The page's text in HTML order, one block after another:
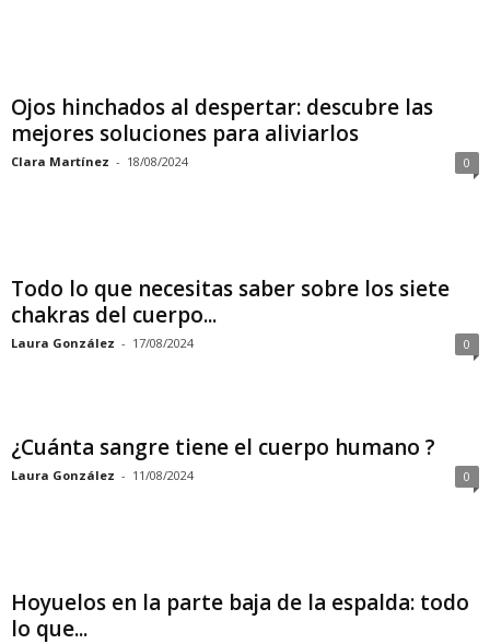
Ojos hinchados al despertar: descubre las
mejores soluciones para aliviarlos
Clara Martínez - 18/08/2024 0
Todo lo que necesitas saber sobre los siete
chakras del cuerpo...
Laura González - 17/08/2024 0
¿Cuánta sangre tiene el cuerpo humano ?
Laura González - 11/08/2024 0
Hoyuelos en la parte baja de la espalda: todo
lo que...